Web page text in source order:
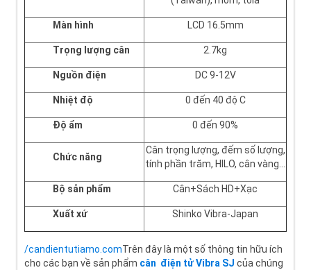
Màn hình LCD 16.5mm
Trọng lượng cân 2.7kg
Nguồn điện DC 9-12V
Nhiệt độ 0 đến 40 độ C
Độ ẩm 0 đến 90%
Chức năng
Cân trọng lượng, đếm số lượng,
tính phần trăm, HILO, cân vàng...
Bộ sản phẩm Cân+Sách HD+Xạc
Xuất xứ Shinko Vibra-Japan
/candientutiamo.comTrên đây là một số thông tin hữu ích
cho các bạn về sản phẩm cân điện tửVibra SJ của chúng